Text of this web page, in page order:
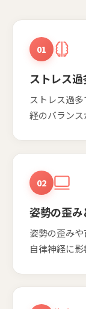
01
ストレス
ストレス過
経のバランス
02
姿勢の歪
姿勢の歪み
自律神経に影